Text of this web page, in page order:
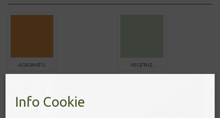
AGRUMATO. VEGETALE.
Info Cookie